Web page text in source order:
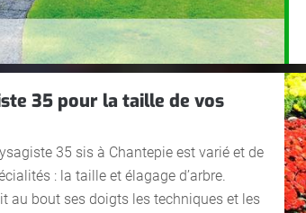
35 pour la taille de vos
35 sis à Chantepie est varié et de
: la taille et élagage d’arbre.
au bout ses doigts les techniques et les